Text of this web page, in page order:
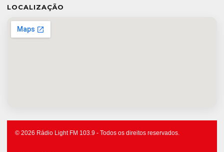
LOCALIZAÇÃO
© 2026 Rádio Light FM 103.9 - Todos os direitos reservados.